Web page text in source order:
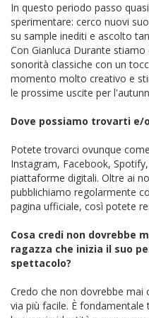
In questo periodo passo
sperimentare: cerco nuovi
su sample inediti e ascolto
Con Gianluca Durante
sonorità classiche con un
momento molto creativo e
le prossime uscite per
Dove possiamo trovarti e/
Potete trovarci ovunque
Instagram, Facebook,
piattaforme digitali. Oltre ai
pubblichiamo regolarmente
pagina ufficiale, così potete
Cosa credi non dovrebbe
ragazza che inizia il suo
spettacolo?
Credo che non dovrebbe mai
via più facile. È